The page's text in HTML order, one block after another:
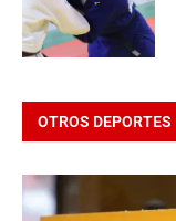
OTROS DEPORTES